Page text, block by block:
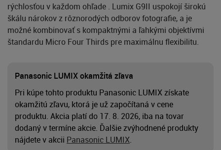
rýchlosťou v každom ohľade . Lumix G9II uspokojí širokú
škálu nárokov z rôznorodých odborov fotografie, a je
možné kombinovať s kompaktnými a ľahkými objektívmi
štandardu Micro Four Thirds pre maximálnu flexibilitu.
Panasonic LUMIX okamžitá zľava
Pri kúpe tohto produktu Panasonic LUMIX získate
okamžitú zľavu, ktorá je už započítaná v cene
produktu. Akcia platí do 17. 8. 2026, iba na tovar
dodaný v termíne akcie. Ďalšie zvýhodnené produkty
nájdete v akcii Panasonic LUMIX.